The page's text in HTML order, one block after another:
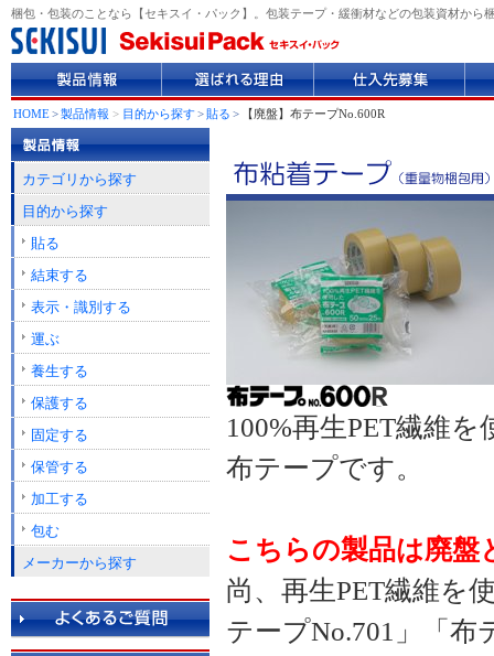
梱包・包装のことなら【セキスイ・パック】。包装テープ・緩衝材などの包装資材から
品
情
報
ば
れ
理
入
先
業
HOME>製品情報 > 目的から探す> 貼る > 【廃盤】布テープNo.600R
100%再生PET繊維を
布テープです。
こちらの製品は廃盤
尚、再生PET繊維を
テープNo.701」「布
カテゴリから探す
目的から探す
貼る
結束する
表示・識別する
運ぶ
養生する
保護する
固定する
保管する
加工する
包む
メーカーから探す